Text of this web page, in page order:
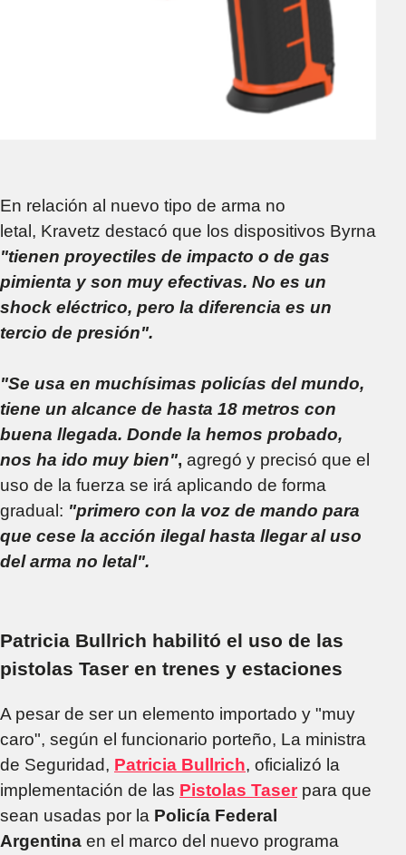
En relación al nuevo tipo de arma no
letal, Kravetz destacó que los dispositivos Byrna
"tienen proyectiles de impacto o de gas
pimienta y son muy efectivas. No es un
shock eléctrico, pero la diferencia es un
tercio de presión".
"Se usa en muchísimas policías del mundo,
tiene un alcance de hasta 18 metros con
buena llegada. Donde la hemos probado,
nos ha ido muy bien", agregó y precisó que el
uso de la fuerza se irá aplicando de forma
gradual: "primero con la voz de mando para
que cese la acción ilegal hasta llegar al uso
del arma no letal".
Patricia Bullrich habilitó el uso de las
pistolas Taser en trenes y estaciones
A pesar de ser un elemento importado y "muy
caro", según el funcionario porteño, La ministra
de Seguridad, Patricia Bullrich, oficializó la
implementación de las Pistolas Taser para que
sean usadas por la Policía Federal
Argentina en el marco del nuevo programa